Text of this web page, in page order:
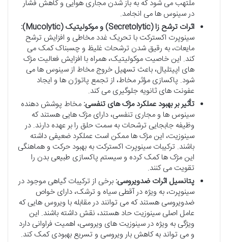
ملتهب می شود که به باز شدن مجاری هوایی و کاهش فشار
در سینوس ها می انجامد.
اثرات ترشح زا (Secretolytic) و موکولیتیک (Mucolytic):
سینوپرت اکسترکت با تحریک غدد مخاطی و افزایش ترشح
مایعات، به رقیق شدن ترشحات غلیظ و چسبناک کمک می
کند. این خاصیت موکولیتیک، همراه با افزایش فعالیت مژک
های اپیتلیال، باعث تسهیل خروج مخاط از سینوس ها می
شود. پاکسازی مؤثر مخاط، از تجمع پاتوژن ها و ایجاد
عفونت های ثانویه جلوگیری می کند.
تأثیر بر بهبود عملکرد مژک های تنفسی: مخاط پوشش دهنده
سینوس ها و مجاری تنفسی، دارای مژک هایی هستند که
وظیفه جابجایی ترشحات به سمت حلق را بر عهده دارند. در
سینوزیت، این مژک ها ممکن است عملکرد ضعیفی داشته
باشند. ترکیبات سینوپرت اکسترکت به بهبود حرکت و هماهنگی
این مژک ها کمک کرده و سیستم پاکسازی طبیعی بدن را
تقویت می کنند.
پتانسیل اثرات ضدویروسی: برخی از ترکیبات گیاهی موجود در
سینوپرت، به ویژه در آقطی سیاه و ترشک، دارای خواص
ضدویروسی هستند که می توانند در مقابله با ویروس هایی که
عامل اصلی سینوزیت حاد هستند، نقش داشته باشند. این
ویژگی به ویژه در سینوزیت های ویروسی، اهمیت فراوانی دارد
و می تواند به کاهش بار ویروسی و تسریع بهبودی کمک کند.